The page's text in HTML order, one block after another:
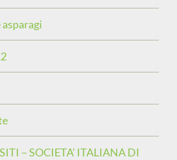
– SOCIETA’ ITALIANA DI